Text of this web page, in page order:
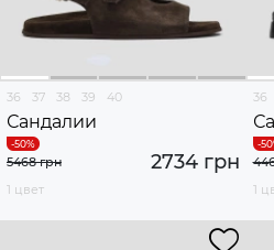
36 37 38 39 40
Сандалии
2734 грн
5468 грн
1 цвет
36
1